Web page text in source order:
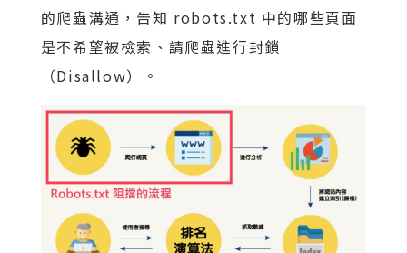
的爬蟲溝通，告知 robots.txt 中的哪些頁面
是不希望被檢索、請爬蟲進行封鎖
（Disallow）。